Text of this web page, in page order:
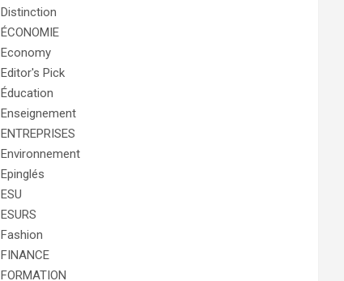
Distinction
ÉCONOMIE
Economy
Editor's Pick
Éducation
Enseignement
ENTREPRISES
Environnement
Epinglés
ESU
ESURS
Fashion
FINANCE
FORMATION